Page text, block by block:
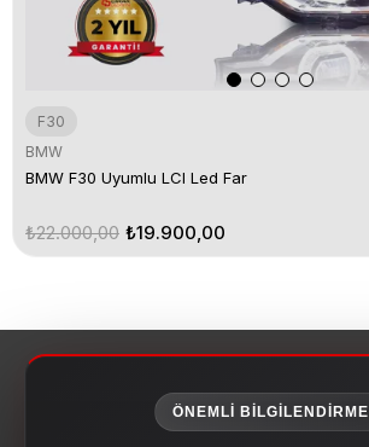
F30
BMW
BMW F30 Uyumlu LCI Led Far
₺19.900,00
₺22.000,00
ÖNEMLİ BİLGİLENDİRME